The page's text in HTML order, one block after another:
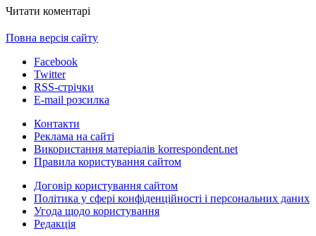
Читати коментарі
Повна версія сайту
Facebook
Twitter
RSS-стрічки
E-mail розсилка
Контакти
Реклама на сайті
Використання матеріалів korrespondent.net
Правила користування сайтом
Договір користування сайтом
Політика у сфері конфіденційності і персональних даних
Угода щодо користування
Редакція